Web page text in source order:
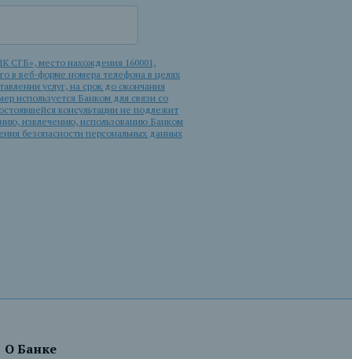
место нахождения 160001,
в веб-форме номера телефона в целях
услуг, на срок до окончания
используется Банком для связи со
консультации не подлежит
извлечению, использованию Банком
безопасности персональных данных
О Банке